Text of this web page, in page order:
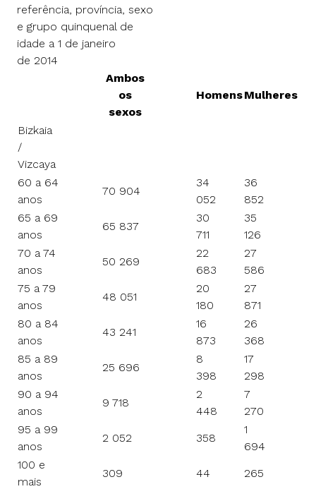
referência, província, sexo
e grupo quinquenal de
idade a 1 de janeiro
de 2014
Ambos
os
sexos
HomensMulheres
Bizkaia
/
Vizcaya
60 a 64
anos
70 904
34
052
36
852
65 a 69
anos
65 837
30
711
35
126
70 a 74
anos
50 269
22
683
27
586
75 a 79
anos
48 051
20
180
27
871
80 a 84
anos
43 241
16
873
26
368
85 a 89
anos
25 696
8
398
17
298
90 a 94
anos
9 718
2
448
7
270
95 a 99
anos
2 052 358
1
694
100 e
mais
309 44
265